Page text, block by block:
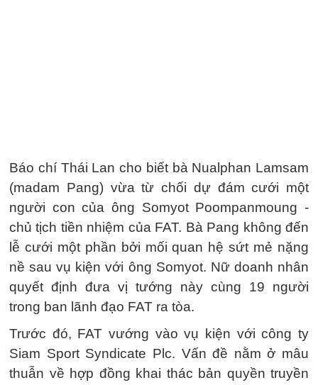
Báo chí Thái Lan cho biết bà Nualphan Lamsam
(madam Pang) vừa từ chối dự đám cưới một
người con của ông Somyot Poompanmoung -
chủ tịch tiền nhiệm của FAT. Bà Pang không đến
lễ cưới một phần bởi mối quan hệ sứt mẻ nặng
nề sau vụ kiện với ông Somyot. Nữ doanh nhân
quyết định đưa vị tướng này cùng 19 người
trong ban lãnh đạo FAT ra tòa.
Trước đó, FAT vướng vào vụ kiện với công ty
Siam Sport Syndicate Plc. Vấn đề nằm ở mâu
thuẫn về hợp đồng khai thác bản quyền truyền